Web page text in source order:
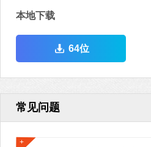
本地下载
64位
常见问题